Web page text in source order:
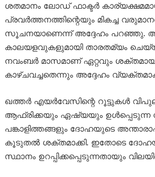
ശതമാനം ലോഡ് ഫാക്ടർ
പ്രവർത്തനത്തിന്റെയും മികച്ച
സൂചനയാണെന്ന് അദ്ദേഹം പറഞ്ഞു.
കാലയളവുകളുമായി താരതമ്യം
നവംബർ മാസമാണ് ഏറ്റവും
കാഴ്ചവച്ചതെന്നും അദ്ദേഹം
ഖത്തർ എയർവേസിന്റെ റൂട്ടുകൾ
ആഫ്രിക്കയും ഏഷ്യയും
പങ്കാളിത്തങ്ങളും ദോഹയുടെ
കൂടുതൽ ശക്തമാക്കി. ഇതോടെ
സ്ഥാനം ഉറപ്പിക്കപ്പെടുന്നതായും